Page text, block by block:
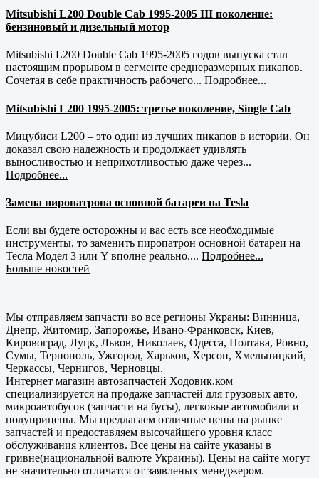
Mitsubishi L200 Double Cab 1995-2005 III поколение:
бензиновый и дизельный мотор
Mitsubishi L200 Double Cab 1995-2005 годов выпуска стал
настоящим прорывом в сегменте среднеразмерных пикапов.
Сочетая в себе практичность рабочего... Подробнее...
Mitsubishi L200 1995-2005: третье поколение, Single Cab
Мицубиси L200 – это один из лучших пикапов в истории. Он
доказал свою надежность и продолжает удивлять
выносливостью и неприхотливостью даже через...
Подробнее...
Замена пиропатрона основной батареи на Tesla
Если вы будете осторожны и вас есть все необходимые
инструменты, то заменить пиропатрон основной батареи на
Тесла Модел 3 или Y вполне реально.... Подробнее...
Больше новостей
Мы отправляем запчасти во все регионы Украны: Винница,
Днепр, Житомир, Запорожье, Ивано-Франковск, Киев,
Кировоград, Луцк, Львов, Николаев, Одесса, Полтава, Ровно,
Сумы, Тернополь, Ужгород, Харьков, Херсон, Хмельницкий,
Черкассы, Чернигов, Черновцы.
Интернет магазин автозапчастей Ходовик.ком
специализируется на продаже запчастей для грузовых авто,
микроавтобусов (запчасти на бусы), легковые автомобили и
полуприцепы. Мы предлагаем отличные цены на рынке
запчастей и предоставляем высочайшего уровня класс
обслуживания клиентов. Все цены на сайте указаны в
гривне(национальной валюте Украины). Цены на сайте могут
не значительно отличатся от заявленых менеджером.